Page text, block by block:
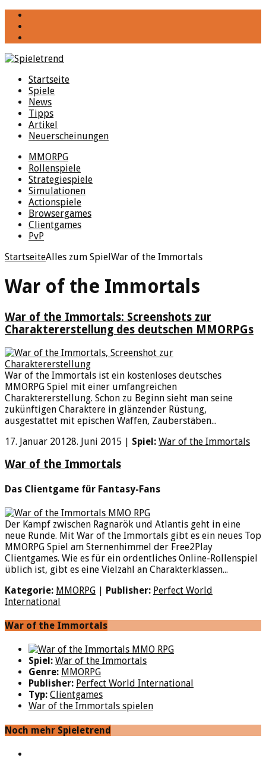
Startseite
Spiele
News
Tipps
Artikel
Neuerscheinungen
MMORPG
Rollenspiele
Strategiespiele
Simulationen
Actionspiele
Browsergames
Clientgames
PvP
StartseiteAlles zum SpielWar of the Immortals
War of the Immortals
War of the Immortals: Screenshots zur
Charaktererstellung des deutschen MMORPGs
War of the Immortals ist ein kostenloses deutsches
MMORPG Spiel mit einer umfangreichen
Charaktererstellung. Schon zu Beginn sieht man seine
zukünftigen Charaktere in glänzender Rüstung,
ausgestattet mit epischen Waffen, Zauberstäben...
17. Januar 20128. Juni 2015 | Spiel: War of the Immortals
War of the Immortals
Das Clientgame für Fantasy-Fans
Der Kampf zwischen Ragnarök und Atlantis geht in eine
neue Runde. Mit War of the Immortals gibt es ein neues Top
MMORPG Spiel am Sternenhimmel der Free2Play
Clientgames. Wie es für ein ordentliches Online-Rollenspiel
üblich ist, gibt es eine Vielzahl an Charakterklassen...
Kategorie: MMORPG | Publisher: Perfect World
International
War of the Immortals
Spiel: War of the Immortals
Genre: MMORPG
Publisher: Perfect World International
Typ: Clientgames
War of the Immortals spielen
Noch mehr Spieletrend